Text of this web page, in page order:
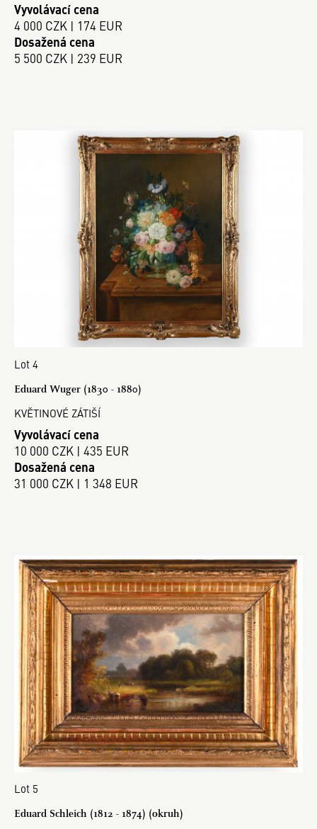
Vyvolávací cena
4 000 CZK | 174 EUR
Dosažená cena
5 500 CZK | 239 EUR
Lot 4
Eduard Wuger (1830 - 1880)
KVĚTINOVÉ ZÁTIŠÍ
Vyvolávací cena
10 000 CZK | 435 EUR
Dosažená cena
31 000 CZK | 1 348 EUR
Lot 5
Eduard Schleich (1812 - 1874) (okruh)